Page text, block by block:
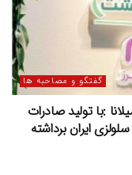
گفتگو و مصاحبه ها
:با تولید صادرات
ایران برداشته